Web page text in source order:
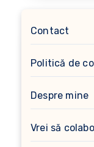
Contact
Politică de
Despre mine
Vrei să